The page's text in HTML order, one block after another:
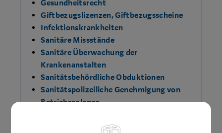
Gesundheitsrecht
Giftbezugslizenzen, Giftbezugsscheine
Infektionskrankheiten
Sanitäre Missstände
Sanitäre Überwachung der
Krankenanstalten
Sanitätsbehördliche Obduktionen
Sanitätspolizeiliche Genehmigung von
Betriebsanlagen
Schädlingsbekämpfung -